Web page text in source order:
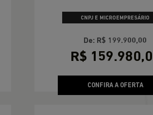
CNPJ E MICROEMPRESÁRIO
De: R$ 199.900,00
R$
CONFIRA A OFERTA